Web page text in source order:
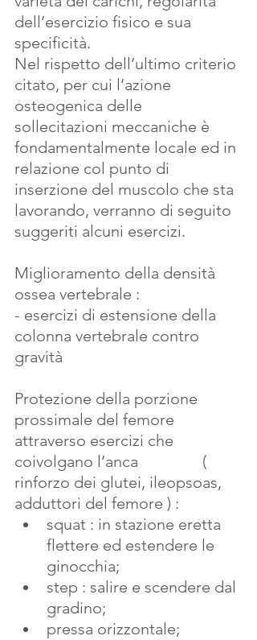
dell’esercizio fisico e sua
specificità.
Nel rispetto dell’ultimo criterio
citato, per cui l’azione
osteogenica delle
sollecitazioni meccaniche è
fondamentalmente locale ed in
relazione col punto di
inserzione del muscolo che sta
lavorando, verranno di seguito
suggeriti alcuni esercizi.
Miglioramento della densità
ossea vertebrale :
- esercizi di estensione della
colonna vertebrale contro
gravità
Protezione della porzione
prossimale del femore
attraverso esercizi che
coivolgano l’anca                (
rinforzo dei glutei, ileopsoas,
adduttori del femore ) :
squat : in stazione eretta
flettere ed estendere le
ginocchia;
step : salire e scendere dal
gradino;
pressa orizzontale;